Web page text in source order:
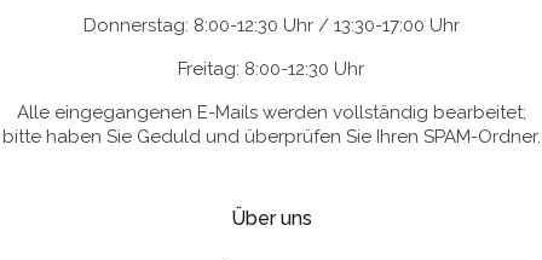
Donnerstag: 8:00-12:30 Uhr / 13:30-17:00 Uhr
Freitag: 8:00-12:30 Uhr
Alle eingegangenen E-Mails werden vollständig bearbeitet;
bitte haben Sie Geduld und überprüfen Sie Ihren SPAM-Ordner.
Über uns